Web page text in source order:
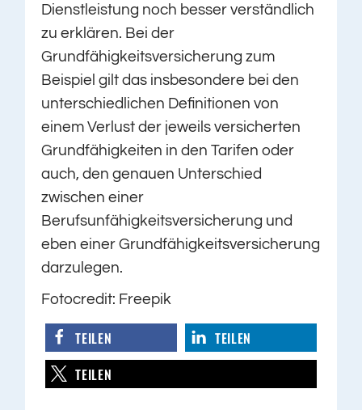
Dienstleistung noch besser verständlich
zu erklären. Bei der
Grundfähigkeitsversicherung zum
Beispiel gilt das insbesondere bei den
unterschiedlichen Definitionen von
einem Verlust der jeweils versicherten
Grundfähigkeiten in den Tarifen oder
auch, den genauen Unterschied
zwischen einer
Berufsunfähigkeitsversicherung und
eben einer Grundfähigkeitsversicherung
darzulegen.
Fotocredit: Freepik
TEILEN
TEILEN
TEILEN